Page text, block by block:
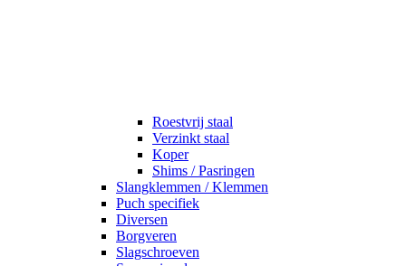
Roestvrij staal
Verzinkt staal
Koper
Shims / Pasringen
Slangklemmen / Klemmen
Puch specifiek
Diversen
Borgveren
Slagschroeven